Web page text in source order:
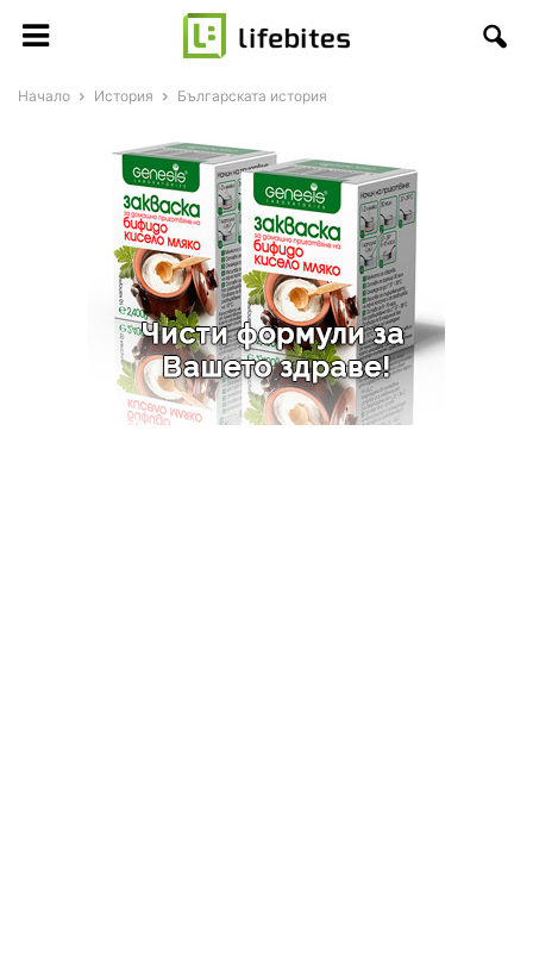
Начало История Българската история